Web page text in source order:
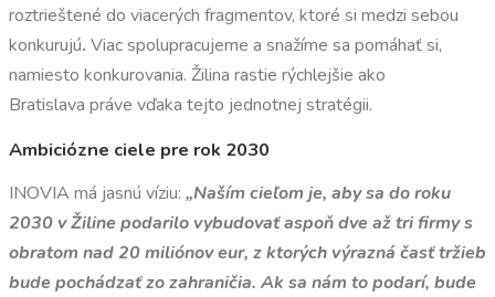
roztrieštené do viacerých fragmentov, ktoré si medzi sebou
konkurujú. Viac spolupracujeme a snažíme sa pomáhať si,
namiesto konkurovania. Žilina rastie rýchlejšie ako
Bratislava práve vďaka tejto jednotnej stratégii.
Ambiciózne ciele pre rok 2030
INOVIA má jasnú víziu: „Naším cieľom je, aby sa do roku
2030 v Žiline podarilo vybudovať aspoň dve až tri firmy s
obratom nad 20 miliónov eur, z ktorých výrazná časť tržieb
bude pochádzať zo zahraničia. Ak sa nám to podarí, bude